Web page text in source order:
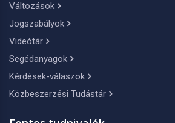
Változások
Jogszabályok
Videótár
Segédanyagok
Kérdések-válaszok
Közbeszerzési Tudástár